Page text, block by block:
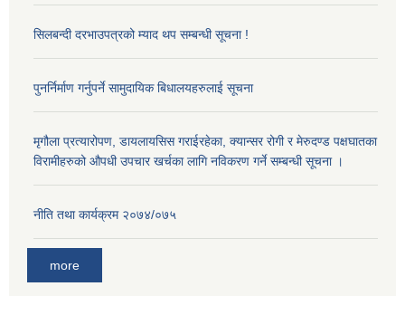
सिलबन्दी दरभाउपत्रको म्याद थप सम्बन्धी सूचना !
पुनर्निर्माण गर्नुपर्ने सामुदायिक बिधालयहरुलाई सूचना
मृगौला प्रत्यारोपण, डायलायसिस गराईरहेका, क्यान्सर रोगी र मेरुदण्ड पक्षघातका
विरामीहरुको औपधी उपचार खर्चका लागि नविकरण गर्ने सम्बन्धी सूचना ।
नीति तथा कार्यक्रम २०७४/०७५
more